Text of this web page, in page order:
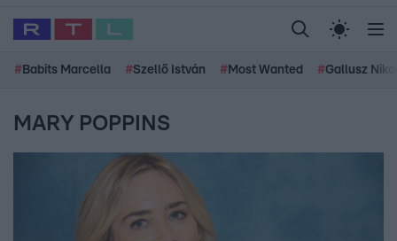
# Babits Marcella #Szellő István # Most Wanted #Gallusz
MARY POPPINS